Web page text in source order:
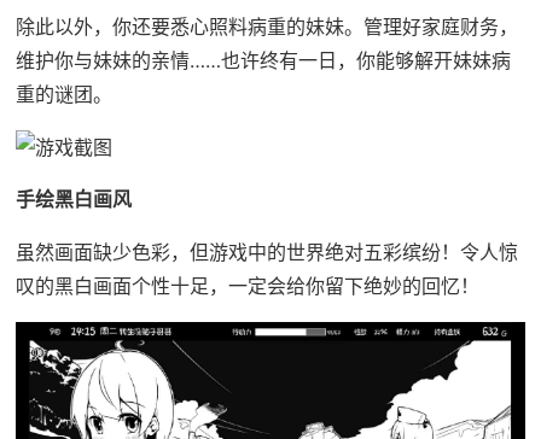
除此以外，你还要悉心照料病重的妹妹。管理好家庭财务，
维护你与妹妹的亲情……也许终有一日，你能够解开妹妹病
重的谜团。
手绘黑白画风
虽然画面缺少色彩，但游戏中的世界绝对五彩缤纷！令人惊
叹的黑白画面个性十足，一定会给你留下绝妙的回忆！